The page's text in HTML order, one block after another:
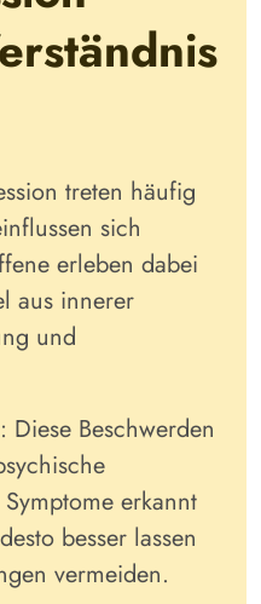
treten häufig
sich
erleben dabei
aus innerer
und
Beschwerden
erkannt
besser lassen
vermeiden.